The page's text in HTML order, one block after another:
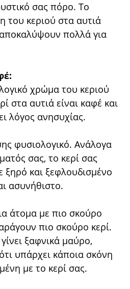
σας πόρο. Το
του κεριού στα αυτιά
πολλά για
χρώμα του κεριού
στα αυτιά είναι καφέ και
λόγος ανησυχίας.
φυσιολογικό. Ανάλογα
σας, το κερί σας
ξηρό και ξεφλουδισμένο
ασυνήθιστο.
άτομα με πιο σκούρο
πιο σκούρο κερί.
ξαφνικά μαύρο,
υπάρχει κάποια σκόνη
με το κερί σας.